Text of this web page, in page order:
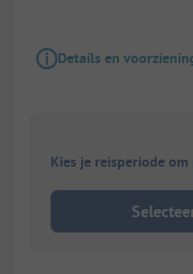
Details en
Kies je reisperiode